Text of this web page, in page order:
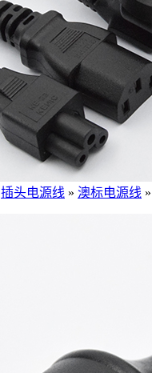
插头电源线 » 澳标电源线 »